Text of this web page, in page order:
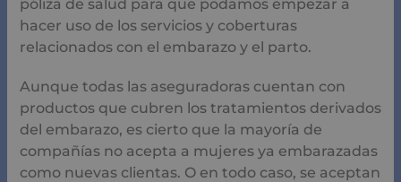
póliza de salud para que podamos empezar a
hacer uso de los servicios y coberturas
relacionados con el embarazo y el parto.
Aunque todas las aseguradoras cuentan con
productos que cubren los tratamientos derivados
del embarazo, es cierto que la mayoría de
compañías no acepta a mujeres ya embarazadas
como nuevas clientas. O en todo caso, se aceptan